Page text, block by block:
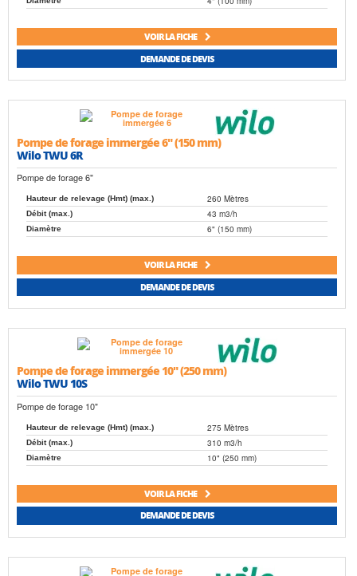
VOIR LA FICHE
DEMANDE DE DEVIS
Pompe de forage immergée 6" (150 mm)
Wilo TWU 6R
Pompe de forage 6"
Hauteur de relevage (Hmt) (max.) 260 Mètres
Débit (max.) 43 m3/h
Diamètre 6" (150 mm)
VOIR LA FICHE
DEMANDE DE DEVIS
Pompe de forage immergée 10" (250 mm)
Wilo TWU 10S
Pompe de forage 10"
Hauteur de relevage (Hmt) (max.) 275 Mètres
Débit (max.) 310 m3/h
Diamètre 10" (250 mm)
VOIR LA FICHE
DEMANDE DE DEVIS